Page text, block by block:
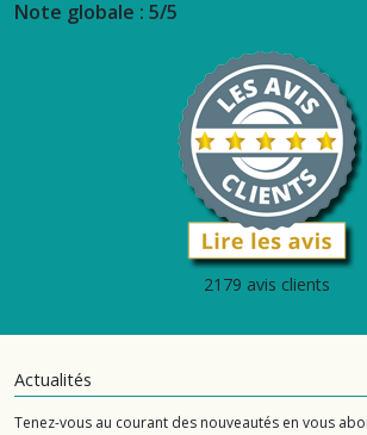
Note globale : 5/5
2179 avis clients
Actualités
Tenez-vous au courant des nouveautés en vous